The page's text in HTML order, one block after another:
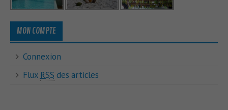
MON COMPTE
Connexion
Flux RSS des articles